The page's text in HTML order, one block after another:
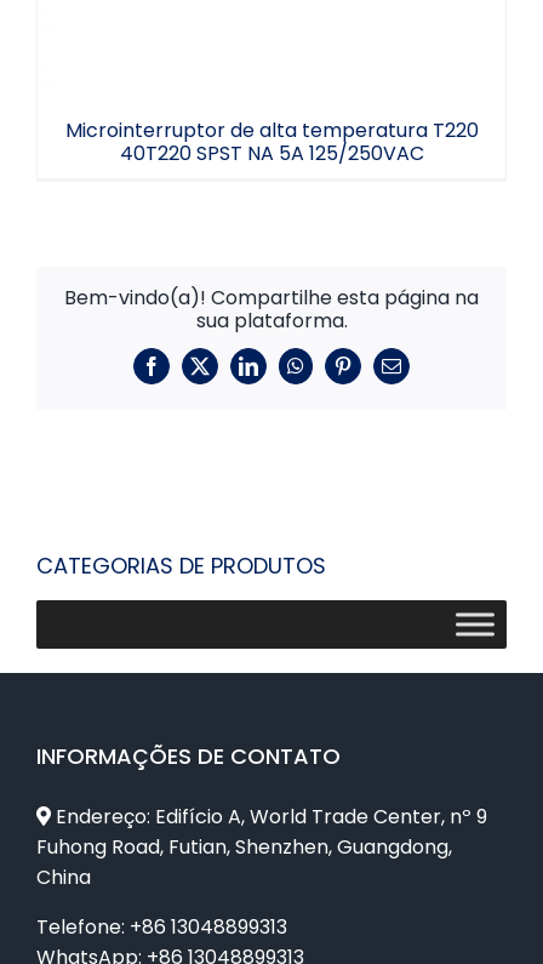
Microinterruptor de alta temperatura T220
40T220 SPST NA 5A 125/250VAC
Bem-vindo(a)! Compartilhe esta página na
sua plataforma.
Facebook
X LinkedInWhatsAppPinterest
E-
CATEGORIAS DE PRODUTOS
INFORMAÇÕES DE CONTATO
Endereço: Edifício A, World Trade Center, nº 9
Fuhong Road, Futian, Shenzhen, Guangdong,
China
Telefone: +86 13048899313
WhatsApp: +86 13048899313